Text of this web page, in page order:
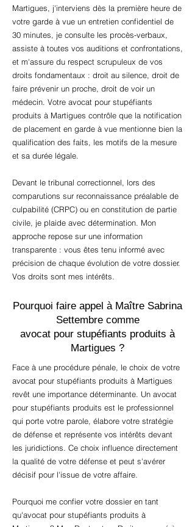
Martigues, j'interviens dès la première heure de
votre garde à vue un entretien confidentiel de
30 minutes, je consulte les procès-verbaux,
assiste à toutes vos auditions et confrontations,
et m'assure du respect scrupuleux de vos
droits fondamentaux : droit au silence, droit de
faire prévenir un proche, droit de voir un
médecin. Votre avocat pour stupéfiants
produits à Martigues contrôle que la notification
de placement en garde à vue mentionne bien la
qualification des faits, les motifs de la mesure
et sa durée légale.
Devant le tribunal correctionnel, lors des
comparutions sur reconnaissance préalable de
culpabilité (CRPC) ou en constitution de partie
civile, je plaide avec détermination. Mon
approche repose sur une information
transparente : vous êtes tenu informé avec
précision de chaque évolution de votre dossier.
Vos droits sont mes intérêts.
Pourquoi faire appel à Maître Sabrina
Settembre comme
avocat pour stupéfiants produits à
Martigues ?
Face à une procédure pénale, le choix de votre
avocat pour stupéfiants produits à Martigues
revêt une importance déterminante. Un avocat
pour stupéfiants produits est le professionnel
qui porte votre parole, élabore votre stratégie
de défense et représente vos intérêts devant
les juridictions. Ce choix influence directement
la qualité de votre défense et peut s'avérer
décisif pour l'issue de votre affaire.
Pourquoi me confier votre dossier en tant
qu'avocat pour stupéfiants produits à